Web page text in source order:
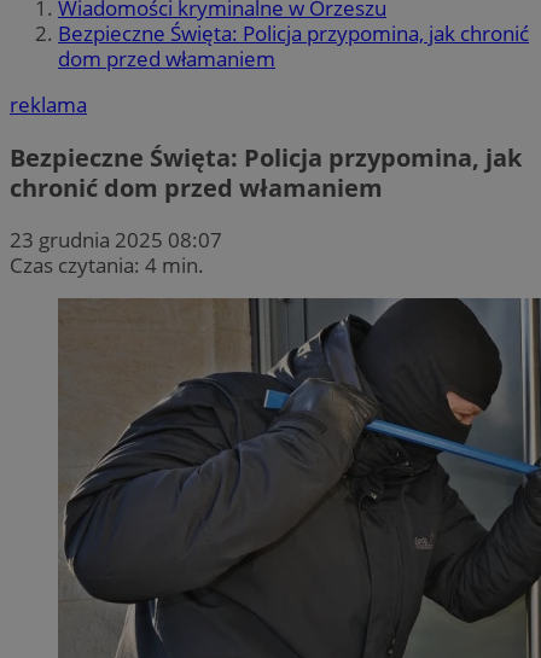
Wiadomości kryminalne w Orzeszu
Bezpieczne Święta: Policja przypomina, jak chronić
dom przed włamaniem
reklama
Bezpieczne Święta: Policja przypomina, jak
chronić dom przed włamaniem
23 grudnia 2025 08:07
Czas czytania: 4 min.